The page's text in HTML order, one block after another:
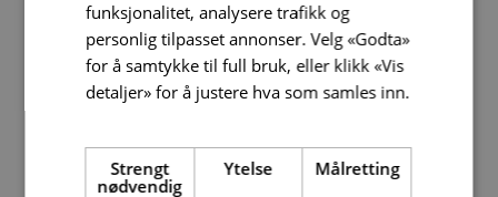
av de kriteriene som er viktigst og mest
avgjørende for at en bedrift skal være
suksessfull. De er med andre ord en form for
avdeling gjør det. De kan være rent
funksjonalitet, analysere trafikk og
personlig tilpasset annonser. Velg «Godta»
for å samtykke til full bruk, eller klikk «Vis
detaljer» for å justere hva som samles inn.
Strengt
nødvendig
Ytelse Målretting